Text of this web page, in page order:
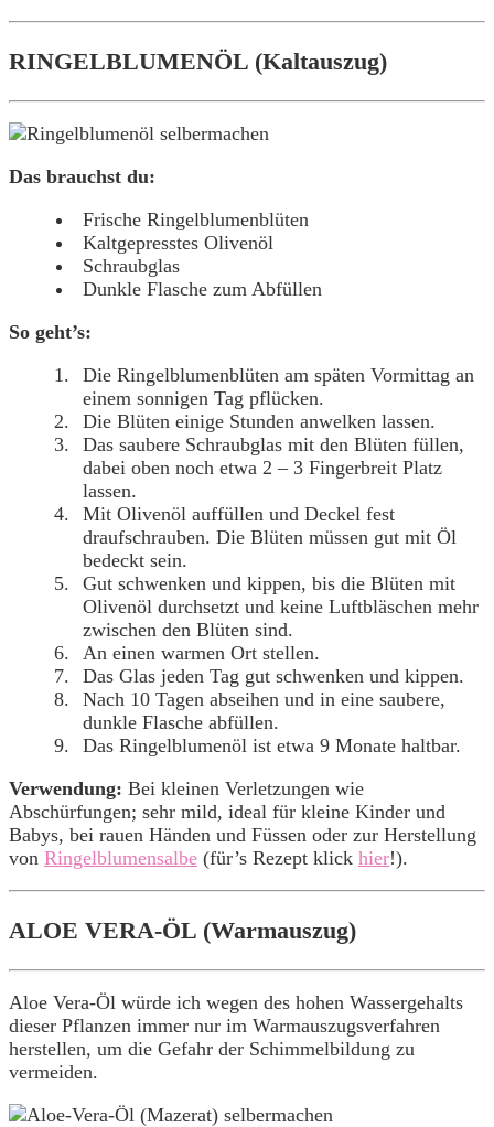
RINGELBLUMENÖL (Kaltauszug)
Das brauchst du:
Frische Ringelblumenblüten
Kaltgepresstes Olivenöl
Schraubglas
Dunkle Flasche zum Abfüllen
So geht’s:
Die Ringelblumenblüten am späten Vormittag an
einem sonnigen Tag pflücken.
Die Blüten einige Stunden anwelken lassen.
Das saubere Schraubglas mit den Blüten füllen,
dabei oben noch etwa 2 – 3 Fingerbreit Platz
lassen.
Mit Olivenöl auffüllen und Deckel fest
draufschrauben. Die Blüten müssen gut mit Öl
bedeckt sein.
Gut schwenken und kippen, bis die Blüten mit
Olivenöl durchsetzt und keine Luftbläschen mehr
zwischen den Blüten sind.
An einen warmen Ort stellen.
Das Glas jeden Tag gut schwenken und kippen.
Nach 10 Tagen abseihen und in eine saubere,
dunkle Flasche abfüllen.
Das Ringelblumenöl ist etwa 9 Monate haltbar.
Verwendung: Bei kleinen Verletzungen wie
Abschürfungen; sehr mild, ideal für kleine Kinder und
Babys, bei rauen Händen und Füssen oder zur Herstellung
von Ringelblumensalbe (für’s Rezept klick hier!).
ALOE VERA-ÖL (Warmauszug)
Aloe Vera-Öl würde ich wegen des hohen Wassergehalts
dieser Pflanzen immer nur im Warmauszugsverfahren
herstellen, um die Gefahr der Schimmelbildung zu
vermeiden.